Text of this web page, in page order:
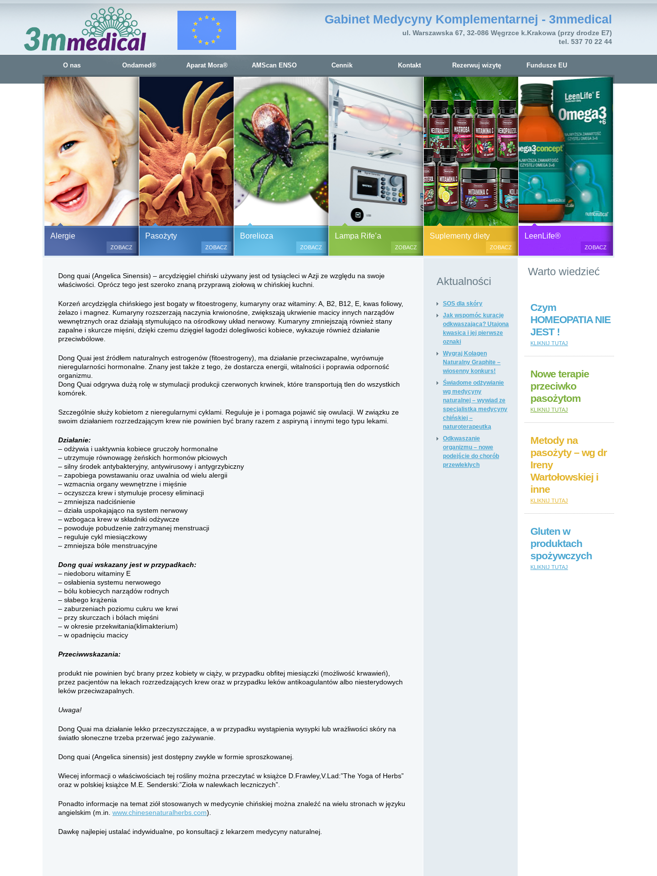
O nas Ondamed® Aparat Mora® AMScan ENSO Cennik Kontakt Rezerwuj wizytę Fundusze EU
Gabinet Medycyny Komplementarnej - 3mmedical
ul. Warszawska 67, 32-086 Węgrzce k.Krakowa (przy drodze E7)
tel. 537 70 22 44
Alergie
Bezbolesne testy alergiczne na ok.
500 alergenów oraz zabiegi
odczulające.
(bez nakłuwania i nacinania, co jest
bardzo ważne w przypadku dzieci),
ZOBACZ
Pasożyty
Pasożyty, grzyby, bakterie
(BORELIOZA) i wirusy – diagnostyka
latach trafia od kilku do kilkunastu
tysięcy pacjentów chorych na
przed laty. Ryzyko zakażenia
boreliozą związane jest ze stałym
lub czasowym przebywaniem na
terenach opanowanych prze
ZOBACZ
Borelioza Borelioza i koinfekcje
ZOBACZ
Lampa Rife’a
Generator plazmy
ZOBACZ
Suplementy diety
Suplementy diety, zdrowa żywność i
przeciwbakteryjne, przeciwgrzybicze
ogólnie wzmacniające i regulujące
funkcje organizmu, dietetyczne i
regulujące pracę układu
tkanki łącznej i kosmetyki naturalne,
Nona, Colway, Morinda, Forever.
ZOBACZ
LeenLife®
ZOBACZ
Dong quai (Angelica Sinensis) – arcydzięgiel chiński używany jest od tysiącleci w Azji ze względu na swoje
właściwości. Oprócz tego jest szeroko znaną przyprawą ziołową w chińskiej kuchni.
Korzeń arcydzięgla chińskiego jest bogaty w fitoestrogeny, kumaryny oraz witaminy: A, B2, B12, E, kwas foliowy,
żelazo i magnez. Kumaryny rozszerzają naczynia krwionośne, zwiększają ukrwienie macicy innych narządów
wewnętrznych oraz działają stymulująco na ośrodkowy układ nerwowy. Kumaryny zmniejszają również stany
zapalne i skurcze mięśni, dzięki czemu dzięgiel łagodzi dolegliwości kobiece, wykazuje również działanie
przeciwbólowe.
Dong Quai jest źródłem naturalnych estrogenów (fitoestrogeny), ma działanie przeciwzapalne, wyrównuje
nieregularności hormonalne. Znany jest także z tego, że dostarcza energii, witalności i poprawia odporność
organizmu.
Dong Quai odgrywa dużą rolę w stymulacji produkcji czerwonych krwinek, które transportują tlen do wszystkich
komórek.
Szczególnie służy kobietom z nieregularnymi cyklami. Reguluje je i pomaga pojawić się owulacji. W związku ze
swoim działaniem rozrzedzającym krew nie powinien być brany razem z aspiryną i innymi tego typu lekami.
Działanie:
– odżywia i uaktywnia kobiece gruczoły hormonalne
– utrzymuje równowagę żeńskich hormonów płciowych
– silny środek antybakteryjny, antywirusowy i antygrzybiczny
– zapobiega powstawaniu oraz uwalnia od wielu alergii
– wzmacnia organy wewnętrzne i mięśnie
– oczyszcza krew i stymuluje procesy eliminacji
– zmniejsza nadciśnienie
– działa uspokajająco na system nerwowy
– wzbogaca krew w składniki odżywcze
– powoduje pobudzenie zatrzymanej menstruacji
– reguluje cykl miesiączkowy
– zmniejsza bóle menstruacyjne
Dong quai wskazany jest w przypadkach:
– niedoboru witaminy E
– osłabienia systemu nerwowego
– bólu kobiecych narządów rodnych
– słabego krążenia
– zaburzeniach poziomu cukru we krwi
– przy skurczach i bólach mięśni
– w okresie przekwitania(klimakterium)
– w opadnięciu macicy
Przeciwwskazania:
produkt nie powinien być brany przez kobiety w ciąży, w przypadku obfitej miesiączki (możliwość krwawień),
przez pacjentów na lekach rozrzedzających krew oraz w przypadku leków antikoagulantów albo niesterydowych
leków przeciwzapalnych.
Uwaga!
Dong Quai ma działanie lekko przeczyszczające, a w przypadku wystąpienia wysypki lub wrażliwości skóry na
światło słoneczne trzeba przerwać jego zażywanie.
Dong quai (Angelica sinensis) jest dostępny zwykle w formie sproszkowanej.
Wiecej informacji o właściwościach tej rośliny można przeczytać w książce D.Frawley,V.Lad:”The Yoga of Herbs”
oraz w polskiej książce M.E. Senderski:”Zioła w nalewkach leczniczych”.
Ponadto informacje na temat ziół stosowanych w medycynie chińskiej można znaleźć na wielu stronach w języku
angielskim (m.in. www.chinesenaturalherbs.com).
Dawkę najlepiej ustalać indywidualne, po konsultacji z lekarzem medycyny naturalnej.
Aktualności
SOS dla skóry
Jak wspomóc kurację
odkwaszającą? Utajona
kwasica i jej pierwsze
oznaki
Wygraj Kolagen
Naturalny Graphite –
wiosenny konkurs!
Świadome odżywianie
wg medycyny
naturalnej – wywiad ze
specjalistką medycyny
chińskiej –
naturoterapeutką
Odkwaszanie
organizmu – nowe
podejście do chorób
przewlekłych
Warto wiedzieć
Czym
HOMEOPATIA NIE
JEST !
KLIKNIJ TUTAJ
Nowe terapie
przeciwko
pasożytom
KLIKNIJ TUTAJ
Metody na
pasożyty – wg dr
Ireny
Wartołowskiej i
inne
KLIKNIJ TUTAJ
Gluten w
produktach
spożywczych
KLIKNIJ TUTAJ